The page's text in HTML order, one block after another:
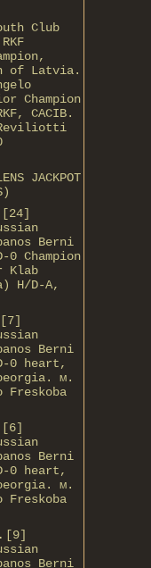
Club
of Latvia.
Champion
CACIB.
Reviliotti
JACKPOT
[24]
Berni
0 Champion
Klab
H/D-A,
[7]
Berni
0 heart,
м.
Freskoba
[6]
Berni
0 heart,
м.
Freskoba
[9]
Berni